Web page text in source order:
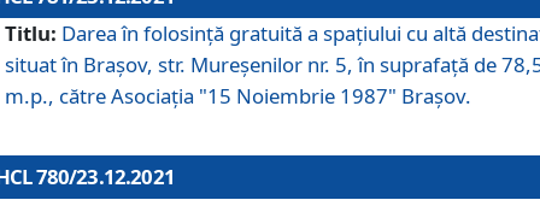
Titlu: Darea în folosinţă gratuită a spaţiului cu altă
situat în Braşov, str. Mureşenilor nr. 5, în suprafaţă de
m.p., către Asociaţia "15 Noiembrie 1987" Braşov.
780/23.12.2021